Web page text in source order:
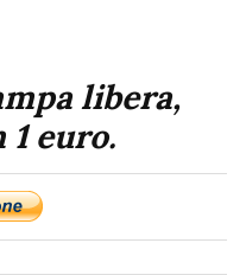
libera,
1 euro.